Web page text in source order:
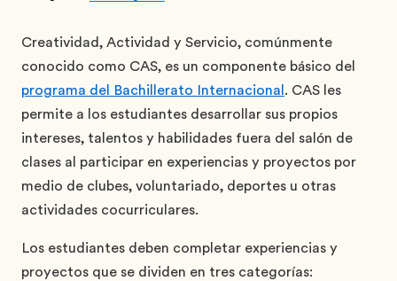
Creatividad, Actividad y Servicio, comúnmente
conocido como CAS, es un componente básico del
programa del Bachillerato Internacional . CAS les
permite a los estudiantes desarrollar sus propios
intereses, talentos y habilidades fuera del salón de
clases al participar en experiencias y proyectos por
medio de clubes, voluntariado, deportes u otras
actividades cocurriculares.
Los estudiantes deben completar experiencias y
proyectos que se dividen en tres categorías: